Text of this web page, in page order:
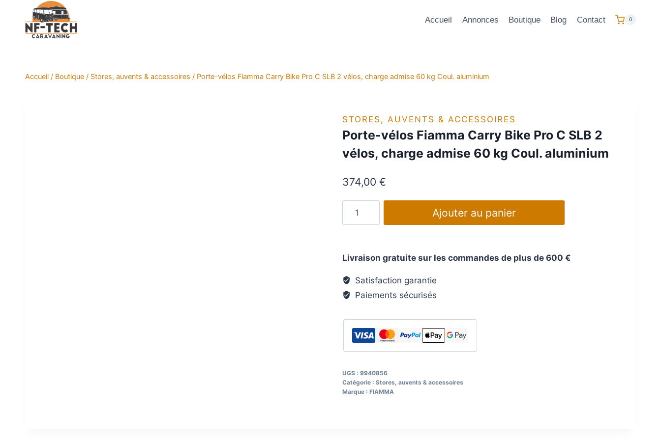
contenu
Accueil Annonces Boutique Blog Contact 0
Accueil / Boutique / Stores, auvents & accessoires / Porte-vélos Fiamma Carry Bike Pro C SLB 2 vélos, charge admise 60 kg Coul. aluminium
STORES, AUVENTS & ACCESSOIRES
Porte-vélos Fiamma Carry Bike Pro C SLB 2
vélos, charge admise 60 kg Coul. aluminium
374,00 €
Fiamma
Bike
Pro
vélos,
admise
60
Ajouter au panier
Livraison gratuite sur les commandes de plus de 600 €
Satisfaction garantie
Paiements sécurisés
UGS : 9940856
Catégorie : Stores, auvents & accessoires
Marque : FIAMMA